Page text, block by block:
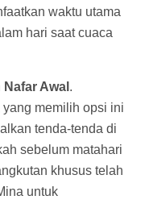
waktu utama
hari saat cuaca
Nafar Awal .
memilih opsi ini
tenda-tenda di
sebelum matahari
khusus telah
untuk